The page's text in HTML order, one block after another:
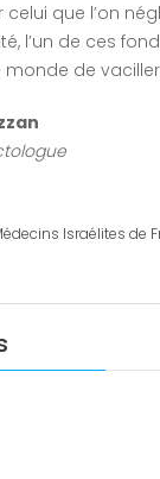
celui que l’on
l’un de ces
de
Israélites de